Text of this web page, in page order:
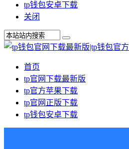
tp钱包安卓下载
关闭
首页
tp官网下载最新版
tp官方苹果下载
tp官网正版下载
tp钱包安卓下载